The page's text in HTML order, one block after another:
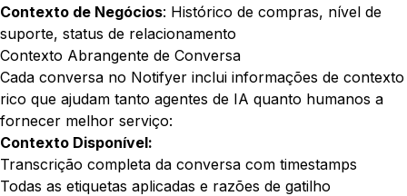
Contexto de Negócios: Histórico de compras, nível de
suporte, status de relacionamento
Contexto Abrangente de Conversa
Cada conversa no Notifyer inclui informações de contexto
rico que ajudam tanto agentes de IA quanto humanos a
fornecer melhor serviço:
Contexto Disponível:
Transcrição completa da conversa com timestamps
Todas as etiquetas aplicadas e razões de gatilho